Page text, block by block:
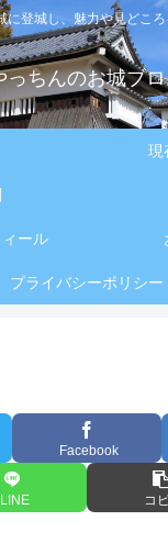
に登城し、魅力や見どこ
っちんのお城ブ
現
ール
プライバシーポリシー
Facebook
LINE コ